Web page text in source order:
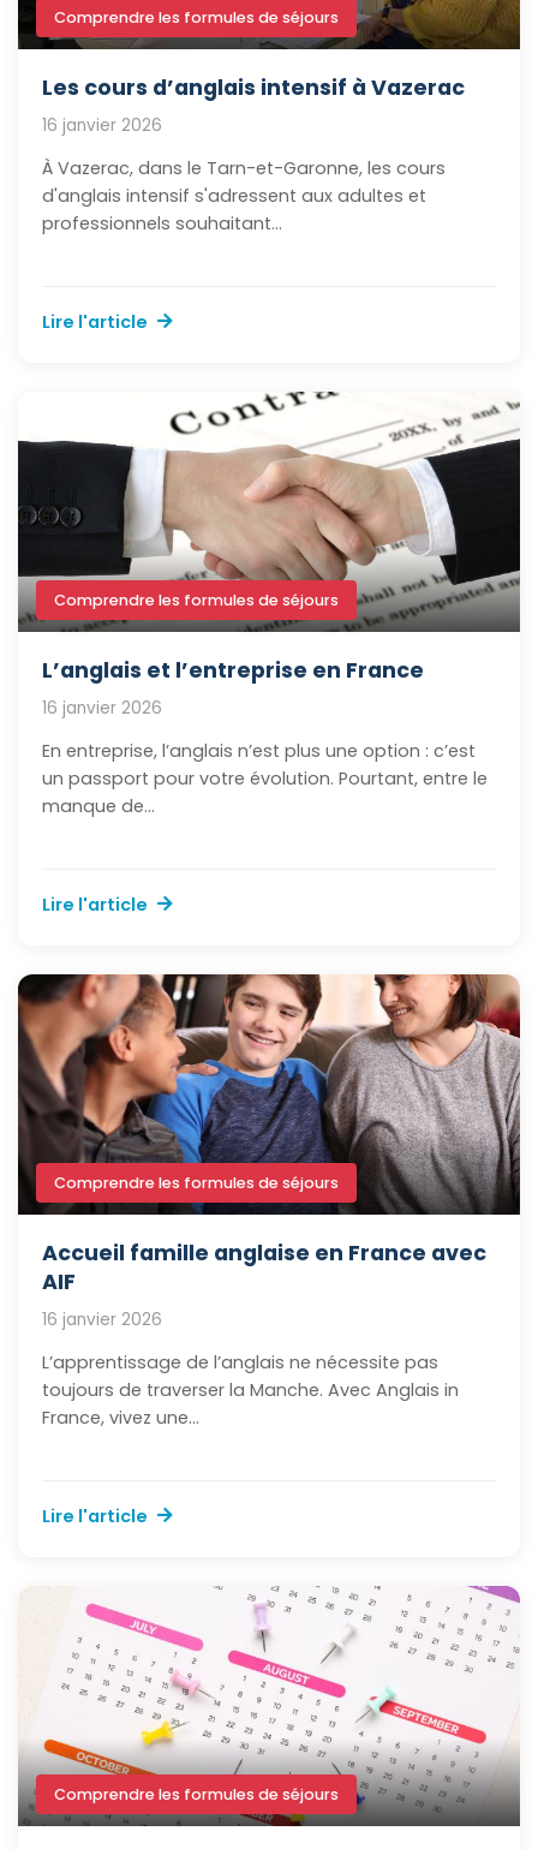
Comprendre les formules de séjours
Les cours d’anglais intensif à Vazerac
16 janvier 2026
À Vazerac, dans le Tarn-et-Garonne, les cours
d'anglais intensif s'adressent aux adultes et
professionnels souhaitant...
Lire l'article
Comprendre les formules de séjours
L’anglais et l’entreprise en France
16 janvier 2026
En entreprise, l’anglais n’est plus une option : c’est
un passport pour votre évolution. Pourtant, entre le
manque de...
Lire l'article
Comprendre les formules de séjours
Accueil famille anglaise en France avec
AIF
16 janvier 2026
L’apprentissage de l’anglais ne nécessite pas
toujours de traverser la Manche. Avec Anglais in
France, vivez une...
Lire l'article
Comprendre les formules de séjours